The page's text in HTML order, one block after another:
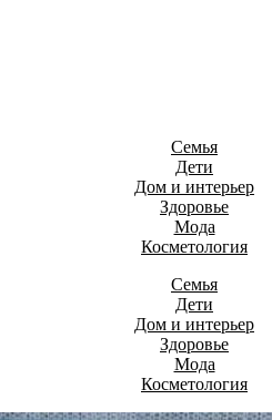
Семья
Дети
Дом и интерьер
Здоровье
Мода
Косметология
Семья
Дети
Дом и интерьер
Здоровье
Мода
Косметология